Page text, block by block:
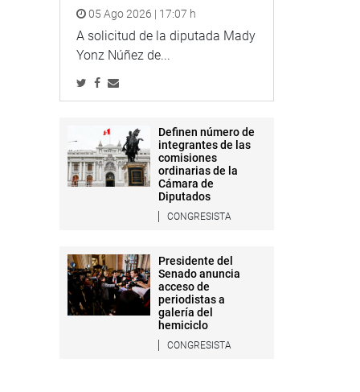
05 Ago 2026 | 17:07 h
A solicitud de la diputada Mady
Yonz Núñez de...
Definen número de
integrantes de las
comisiones
ordinarias de la
Cámara de
Diputados
CONGRESISTA
Presidente del
Senado anuncia
acceso de
periodistas a
galería del
hemiciclo
CONGRESISTA